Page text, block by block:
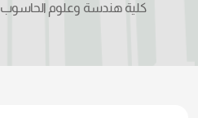
كلية هندسة وعلوم الحاسوب